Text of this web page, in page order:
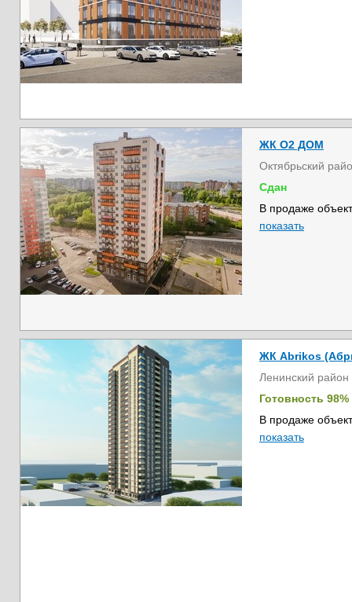
ЖК О2 ДОМ
Октябрьский
Сдан
В продаже
показать
ЖК Abrikos
Ленинский район
Готовность 98%
В продаже
показать